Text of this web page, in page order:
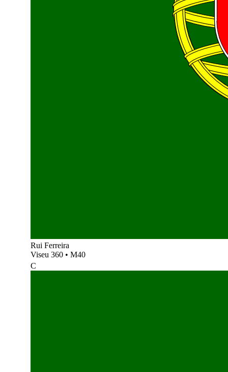
Rui Ferreira
Viseu 360 • M40
C